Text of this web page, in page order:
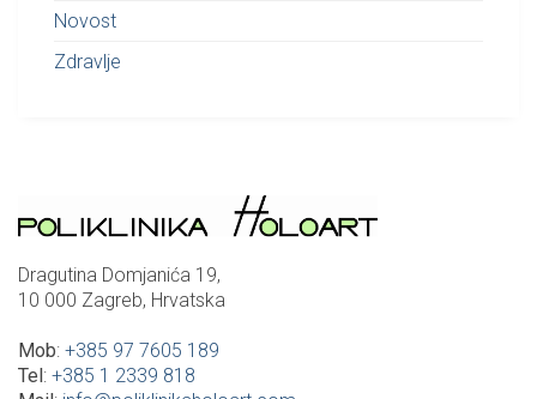
Novost
Zdravlje
Dragutina Domjanića 19,
10 000 Zagreb, Hrvatska
Mob: +385 97 7605 189
Tel: +385 1 2339 818